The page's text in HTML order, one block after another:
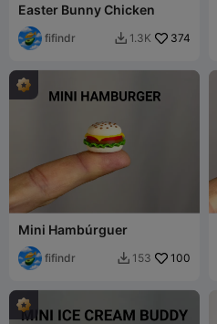
Easter Bunny Chicken
fifindr  1.3K 374
Mini Hambúrguer
fifindr  153 100